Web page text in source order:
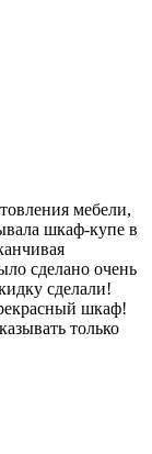
мебели,
шкаф-купе в
сделано очень
сделали!
шкаф!
только